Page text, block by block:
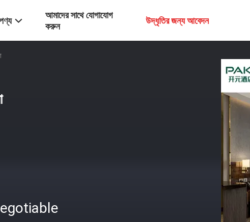
আমাদের সাথে যোগাযোগ
করুন
উদ্ধৃতির জন্য আবেদন